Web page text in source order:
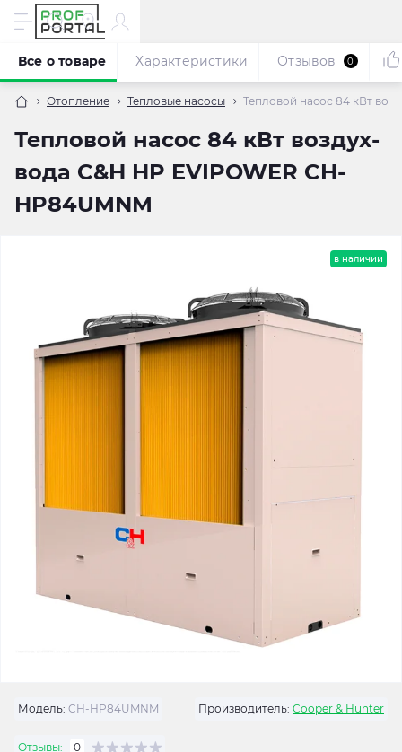
Отопление Тепловые насосы Тепловой насос 84 кВт
Тепловой насос 84 кВт воздух-
вода C&H HP EVIPOWER CH-
HP84UMNM
Все о товаре Характеристики Отзывов 0
в наличии
Модель: CH-HP84UMNM Производитель: Cooper & Hunter
Отзывы: 0